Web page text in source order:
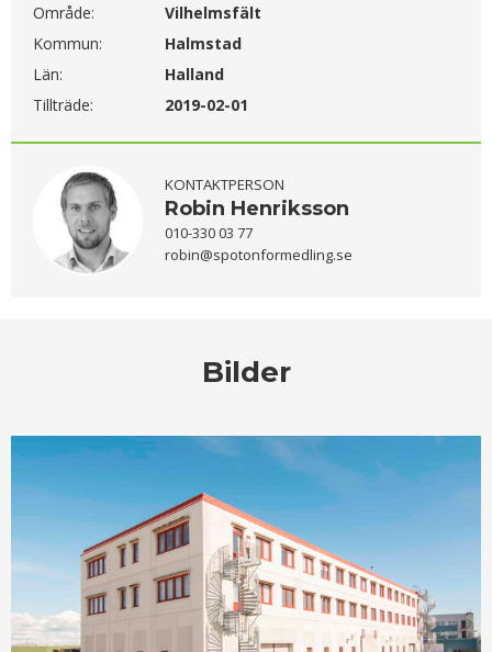
Område:
Vilhelmsfält
Kommun:
Halmstad
Län:
Halland
Tillträde:
2019-02-01
KONTAKTPERSON
Robin Henriksson
010-330 03 77
robin@spotonformedling.se
Bilder